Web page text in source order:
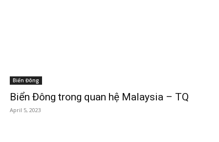
Biển Đông
Biển Đông trong quan hệ Malaysia – TQ
April 5, 2023